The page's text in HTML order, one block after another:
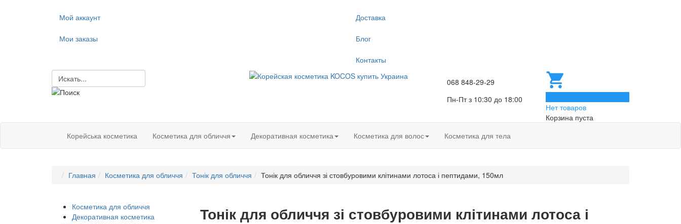
Мой аккаунт
Мои заказы
Доставка
Блог
Контакты
068 848-29-29
Пн-Пт з 10:30 до 18:00
Нет товаров
Корзина пуста
Корейська косметика
Косметика для обличчя Декоративная косметика Косметика для волос Косметика для тела
Главная Косметика для обличчя Тонік для обличчя Тонік для обличчя зі стовбуровими клітинами лотоса і пептидами, 150мл
Тонік для обличчя зі стовбуровими клітинами лотоса і
Косметика для обличчя
Декоративная косметика